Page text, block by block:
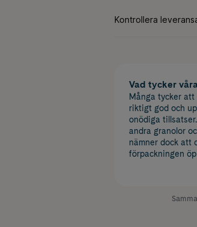
Vad tycker
Många tycker att
riktigt god och
onödiga
andra granolor
nämner dock att
förpackningen